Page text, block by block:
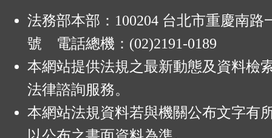
法務部本部：100204 台北市重慶南路
號 電話總機：(02)2191-0189
本網站提供法規之最新動態及資料檢
法律諮詢服務。
本網站法規資料若與機關公布文字有